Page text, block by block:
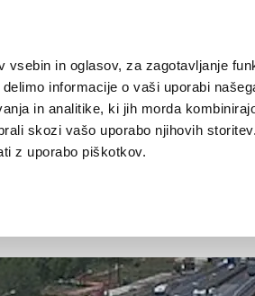
vsebin in oglasov, za zagotavljanje
informacije o vaši uporabi
in analitike, ki jih morda
skozi vašo uporabo njihovih
z uporabo piškotkov.
TRŽAŠKA GORIŠKA KULTURA
letu 8.593